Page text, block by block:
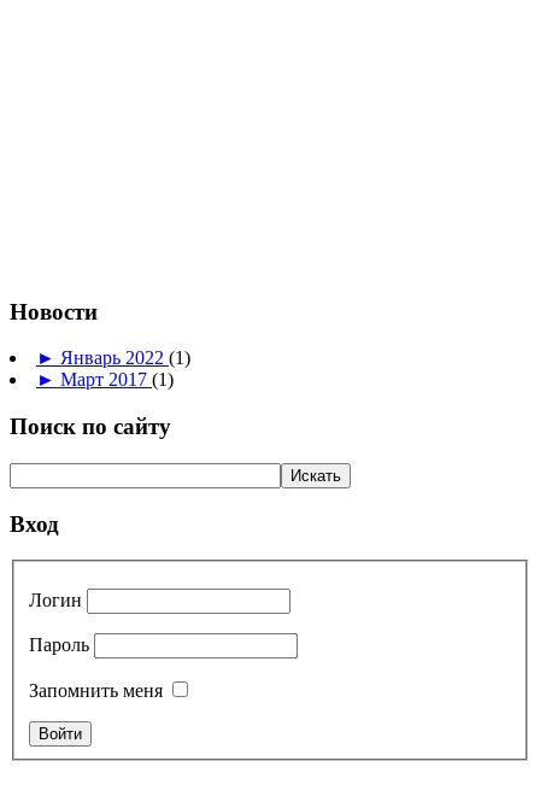
Новости
► Январь 2022 (1)
► Март 2017 (1)
Поиск по сайту
Вход
Логин
Пароль
Запомнить меня